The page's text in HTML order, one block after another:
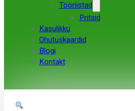
Tööriistad
Pritsid
Kasulikku
Ohutuskaardid
Blogi
Kontakt